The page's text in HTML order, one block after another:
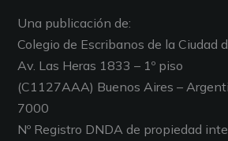
Una publicación de:
Colegio de Escribanos de la Ciudad
Av. Las Heras 1833 – 1º piso
(C1127AAA) Buenos Aires –
7000
Nº Registro DNDA de propiedad